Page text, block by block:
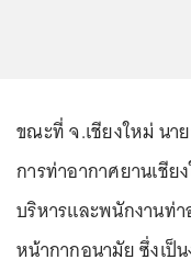
ขณะที่ จ.เชียงใหม่ น
การท่าอากาศยานเชี
บริหารและพนักงานท่
หน้ากากอนามัย ซึ่งเป็